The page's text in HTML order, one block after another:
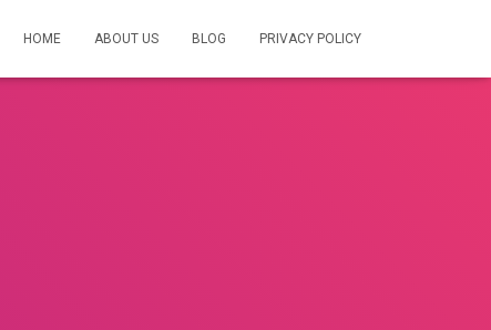
HOME ABOUT US BLOG PRIVACY POLICY